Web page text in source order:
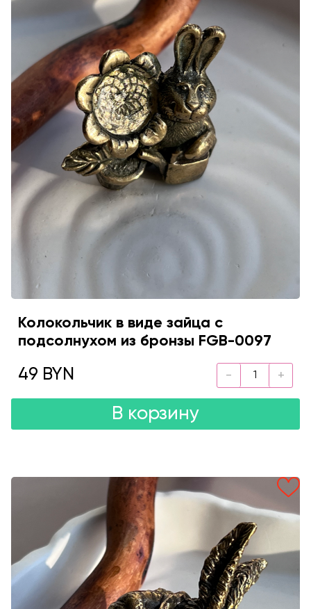
Колокольчик в виде зайца с
подсолнухом из бронзы FGB-0097
49 BYN
В корзину